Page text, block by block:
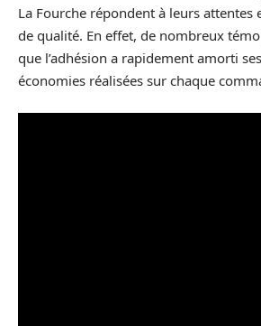
La Fourche répondent à leurs attentes
de qualité. En effet, de nombreux
que l’adhésion a rapidement amorti
économies réalisées sur chaque